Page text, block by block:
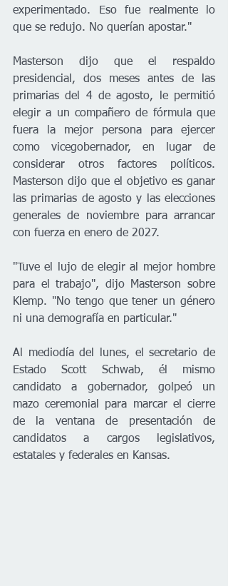
experimentado. Eso fue realmente lo
que se redujo. No querían apostar."
Masterson dijo que el respaldo
presidencial, dos meses antes de las
primarias del 4 de agosto, le permitió
elegir a un compañero de fórmula que
fuera la mejor persona para ejercer
como vicegobernador, en lugar de
considerar otros factores políticos.
Masterson dijo que el objetivo es ganar
las primarias de agosto y las elecciones
generales de noviembre para arrancar
con fuerza en enero de 2027.
"Tuve el lujo de elegir al mejor hombre
para el trabajo", dijo Masterson sobre
Klemp. "No tengo que tener un género
ni una demografía en particular."
Al mediodía del lunes, el secretario de
Estado Scott Schwab, él mismo
candidato a gobernador, golpeó un
mazo ceremonial para marcar el cierre
de la ventana de presentación de
candidatos a cargos legislativos,
estatales y federales en Kansas.